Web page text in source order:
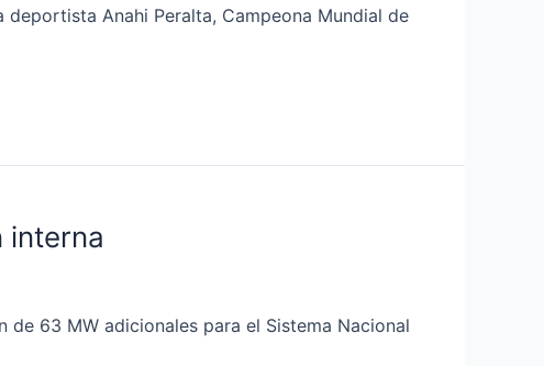
Anahi Peralta, Campeona Mundial de
interna
63 MW adicionales para el Sistema Nacional